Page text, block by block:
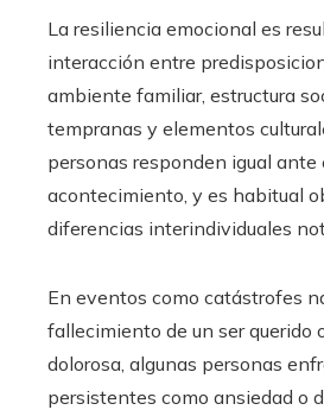
La resiliencia emocional es
interacción entre
ambiente familiar, estructura
tempranas y elementos
personas responden igual ante
acontecimiento, y es habitual
diferencias interindividuales
En eventos como catástrofes
fallecimiento de un ser querido
dolorosa, algunas personas
persistentes como ansiedad o